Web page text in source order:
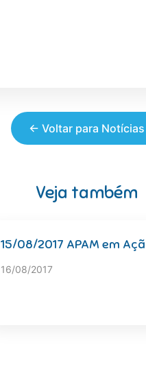
← Voltar para Notícias
Veja também
15/08/2017 APAM em
16/08/2017